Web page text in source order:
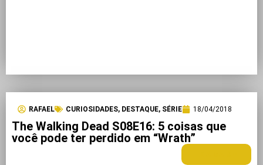
RAFAEL CURIOSIDADES, DESTAQUE, SÉRIE 18/04/2018
The Walking Dead S08E16: 5 coisas que
você pode ter perdido em “Wrath”